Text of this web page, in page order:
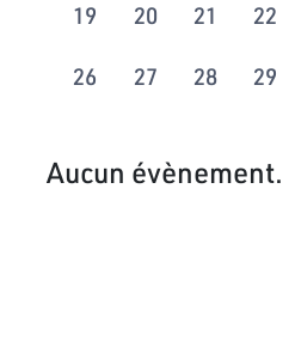
19 20 21 22
26 27 28 29
Aucun évènement.